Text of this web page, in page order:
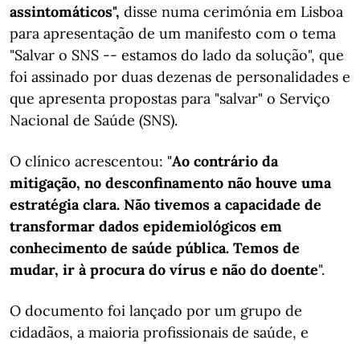
assintomáticos", disse numa cerimónia em Lisboa
para apresentação de um manifesto com o tema
"Salvar o SNS -- estamos do lado da solução", que
foi assinado por duas dezenas de personalidades e
que apresenta propostas para "salvar" o Serviço
Nacional de Saúde (SNS).
O clínico acrescentou: "Ao contrário da
mitigação, no desconfinamento não houve uma
estratégia clara. Não tivemos a capacidade de
transformar dados epidemiológicos em
conhecimento de saúde pública. Temos de
mudar, ir à procura do vírus e não do doente".
O documento foi lançado por um grupo de
cidadãos, a maioria profissionais de saúde, e